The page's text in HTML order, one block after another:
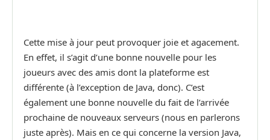
Cette mise à jour peut provoquer joie et agacement.
En effet, il s’agit d’une bonne nouvelle pour les
joueurs avec des amis dont la plateforme est
différente (à l’exception de Java, donc). C’est
également une bonne nouvelle du fait de l’arrivée
prochaine de nouveaux serveurs (nous en parlerons
juste après). Mais en ce qui concerne la version Java,